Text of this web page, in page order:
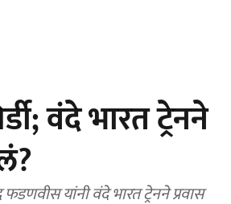
वंदे भारत ट्रेनने